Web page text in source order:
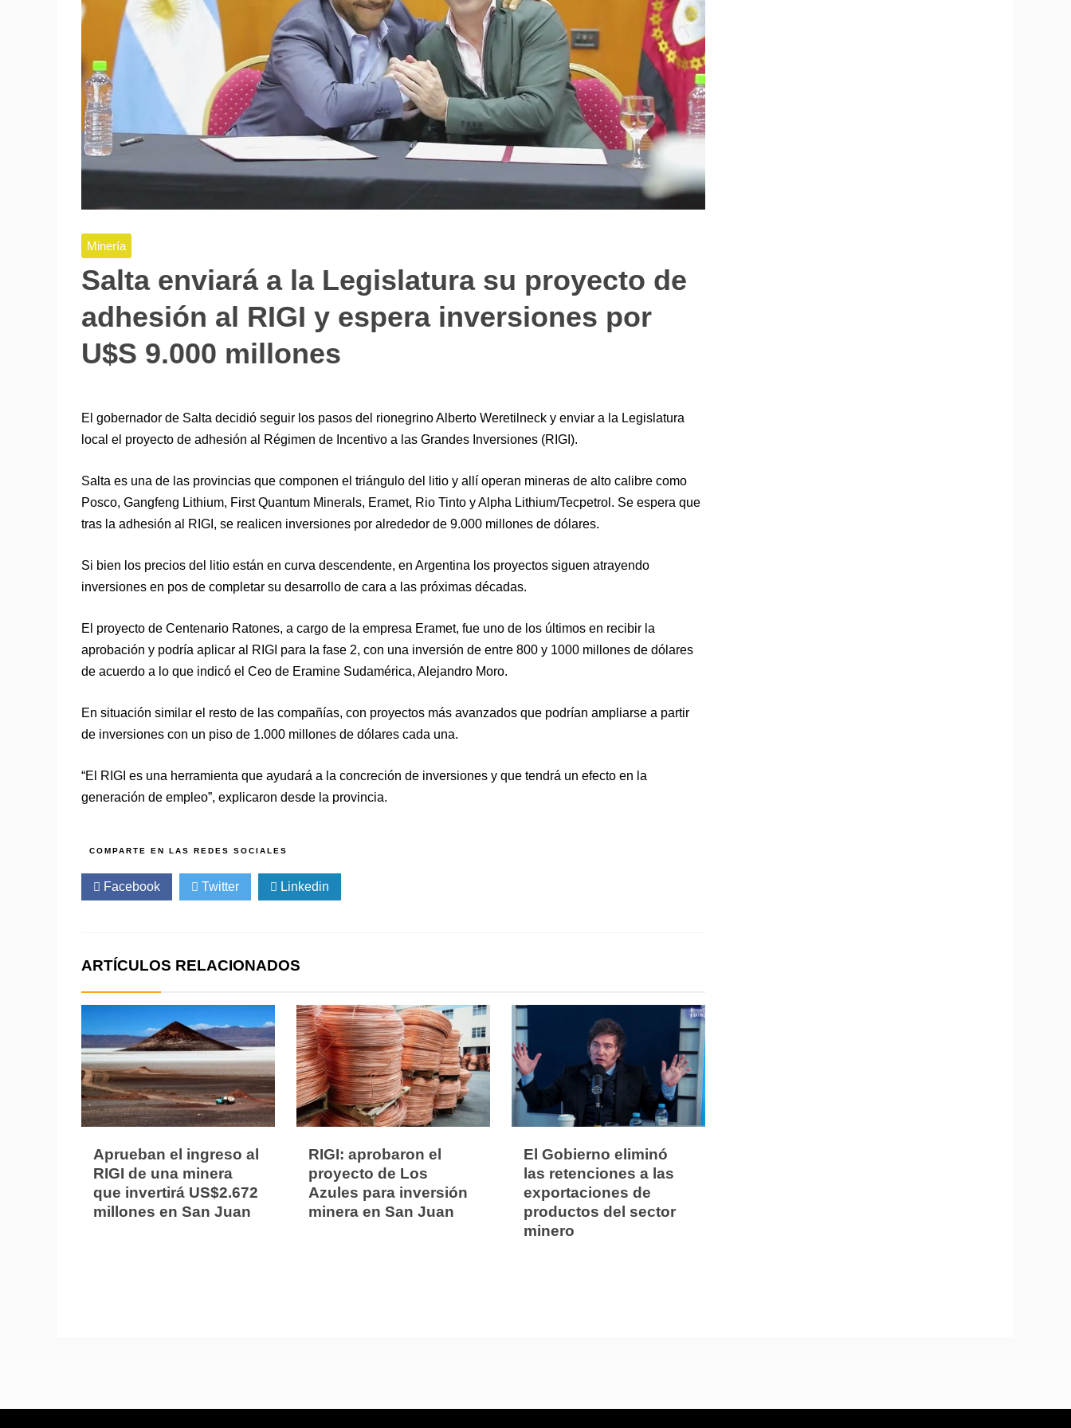
Minería
Salta enviará a la Legislatura su proyecto de
adhesión al RIGI y espera inversiones por
U$S 9.000 millones
El gobernador de Salta decidió seguir los pasos del rionegrino Alberto Weretilneck y enviar a la Legislatura
local el proyecto de adhesión al Régimen de Incentivo a las Grandes Inversiones (RIGI).
Salta es una de las provincias que componen el triángulo del litio y allí operan mineras de alto calibre como
Posco, Gangfeng Lithium, First Quantum Minerals, Eramet, Rio Tinto y Alpha Lithium/Tecpetrol. Se espera que
tras la adhesión al RIGI, se realicen inversiones por alrededor de 9.000 millones de dólares.
Si bien los precios del litio están en curva descendente, en Argentina los proyectos siguen atrayendo
inversiones en pos de completar su desarrollo de cara a las próximas décadas.
El proyecto de Centenario Ratones, a cargo de la empresa Eramet, fue uno de los últimos en recibir la
aprobación y podría aplicar al RIGI para la fase 2, con una inversión de entre 800 y 1000 millones de dólares
de acuerdo a lo que indicó el Ceo de Eramine Sudamérica, Alejandro Moro.
En situación similar el resto de las compañías, con proyectos más avanzados que podrían ampliarse a partir
de inversiones con un piso de 1.000 millones de dólares cada una.
“El RIGI es una herramienta que ayudará a la concreción de inversiones y que tendrá un efecto en la
generación de empleo”, explicaron desde la provincia.
Facebook Twitter Linkedin
ARTÍCULOS RELACIONADOS
Aprueban el ingreso al
RIGI de una minera
que invertirá US$2.672
millones en San Juan
RIGI: aprobaron el
proyecto de Los
Azules para inversión
minera en San Juan
El Gobierno eliminó
las retenciones a las
exportaciones de
productos del sector
minero